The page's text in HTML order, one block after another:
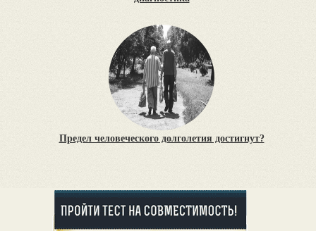
Предел человеческого долголетия достигнут?